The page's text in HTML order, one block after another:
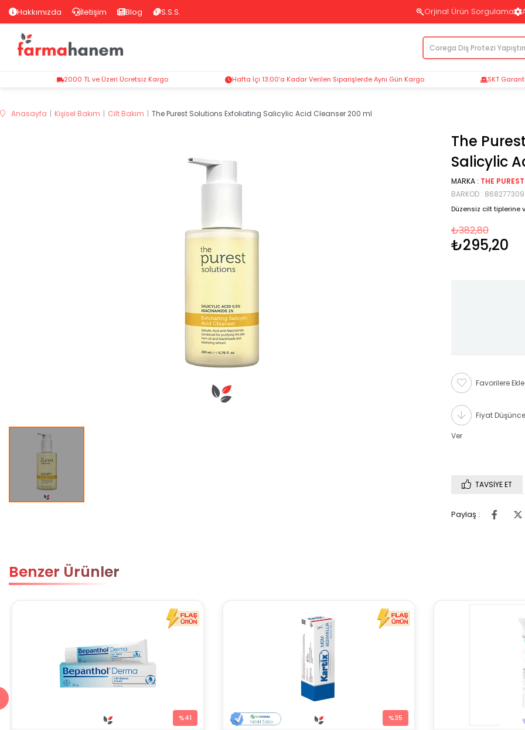
Hakkımızda İletişim Blog S.S.S. Orjinal Ürün Sorgulama
2000 TL ve Üzeri Ücretsiz Kargo Hafta İçi 13:00’a Kadar Verilen Siparişlerde Aynı Gün Kargo SKT
Anasayfa Kişisel Bakım Cilt Bakım The Purest Solutions Exfoliating Salicylic Acid Cleanser 200 ml
The
Salicylic
MARKA : THE
BARKOD :
Düzensiz cilt tiplerine
₺382,80
₺295,20
Favorilere Ekle
Fiyat
Ver
TAVSIYE ET
Paylaş :
Benzer Ürünler
%41 %35